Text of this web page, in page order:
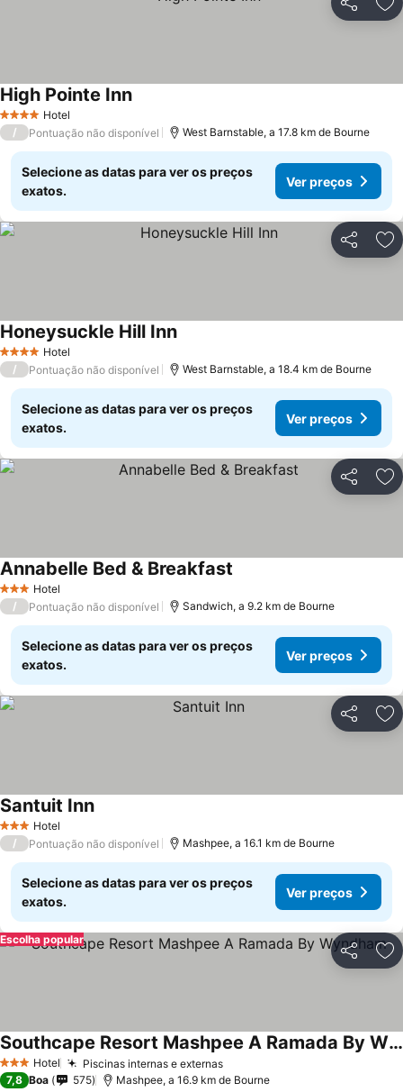
Partilhar
4 EstrelasHotel
High Pointe Inn
/ Pontuação não disponível West Barnstable, a 17.8 km de Bourne
Selecione as datas para ver os preços
exatos.
Ver preços
Partilhar
4 EstrelasHotel
Honeysuckle Hill Inn
/ Pontuação não disponível West Barnstable, a 18.4 km de Bourne
Selecione as datas para ver os preços
exatos.
Ver preços
Partilhar
3 EstrelasHotel
Annabelle Bed & Breakfast
/ Pontuação não disponível Sandwich, a 9.2 km de Bourne
Selecione as datas para ver os preços
exatos.
Ver preços
Partilhar
3 EstrelasHotel
Santuit Inn
/ Pontuação não disponível Mashpee, a 16.1 km de Bourne
Selecione as datas para ver os preços
exatos.
Ver preços
Partilhar
Escolha popular
3 EstrelasHotel Piscinas internas e externas
Southcape Resort Mashpee A Ramada By Wyndham
7,8 Boa 575 Mashpee, a 16.9 km de Bourne